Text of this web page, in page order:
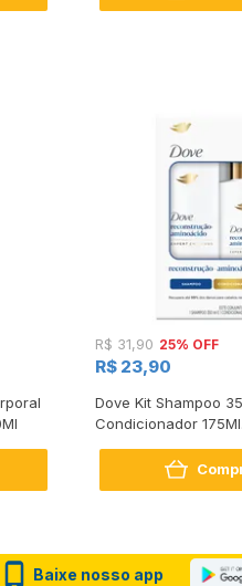
R$ 31,90 25% OFF
R$ 23,90
Dove Kit Shampoo
Condicionador 175Ml
Baixe nosso app